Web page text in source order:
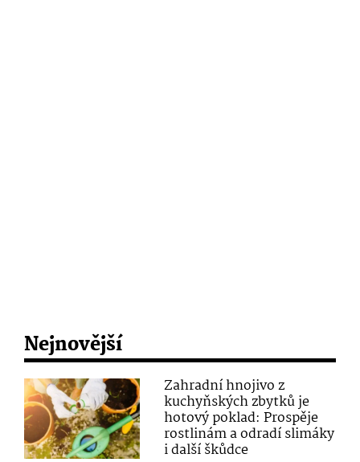
Nejnovější
Zahradní hnojivo z
kuchyňských zbytků je
hotový poklad: Prospěje
rostlinám a odradí slimáky
i další škůdce